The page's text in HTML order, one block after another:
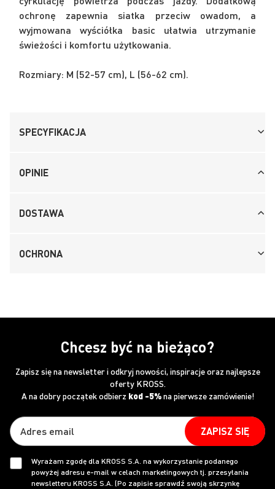
ochronę zapewnia siatka przeciw owadom, a
wyjmowana wyściółka basic ułatwia utrzymanie
świeżości i komfortu użytkowania.
Rozmiary: M (52-57 cm), L (56-62 cm).
SPECYFIKACJA
OPINIE
DOSTAWA
OCHRONA
Chcesz być na bieżąco?
Zapisz się na newsletter i odkryj nowości, inspiracje oraz najlepsze
oferty KROSS.
A na dobry początek odbierz kod -5%na pierwsze zamówienie!
ZAPISZ SIĘ
Wyrażam zgodę dla KROSS S.A. na wykorzystanie podanego
powyżej adresu e-mail w celach marketingowych tj. przesyłania
newsletteru KROSS S.A. (Po zapisie sprawdź swoją skrzynkę